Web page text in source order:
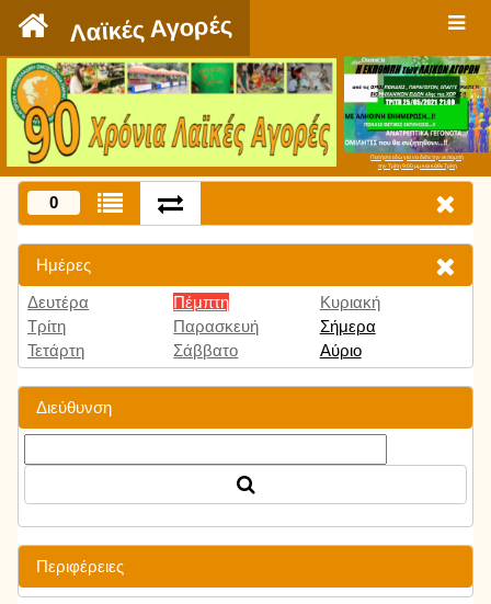
Λαϊκές Αγορές
Πατήστε εδώ για να δείτε την εκπομπή
την Τρίτη 9:00 μμ και κάθε Τρίτη
0
Ημέρες
Δευτέρα
Τρίτη
Τετάρτη
Πέμπτη
Παρασκευή
Σάββατο
Κυριακή
Σήμερα
Αύριο
Διεύθυνση
Περιφέρειες